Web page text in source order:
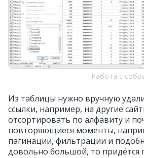
Работа с
Из таблицы нужно вручную
ссылки, например, на другие
отсортировать по алфавиту и
повторяющиеся моменты,
пагинации, фильтрации и
довольно большой, то придётся